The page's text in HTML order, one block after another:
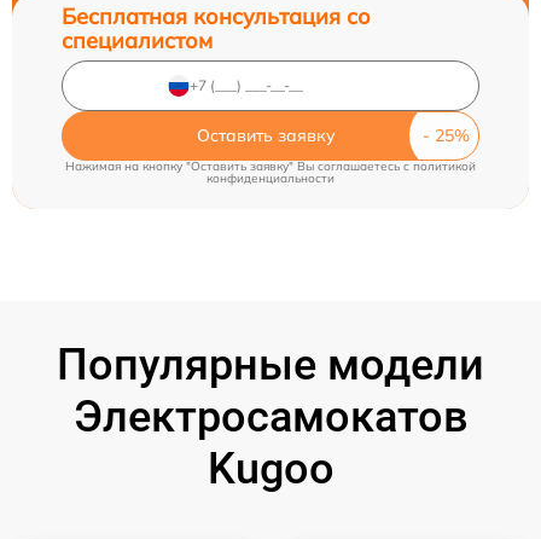
Бесплатная консультация со
специалистом
Оставить заявку
Нажимая на кнопку "Оставить заявку" Вы соглашаетесь cполитикой
конфиденциальности
Популярные модели
Электросамокатов
Kugoo